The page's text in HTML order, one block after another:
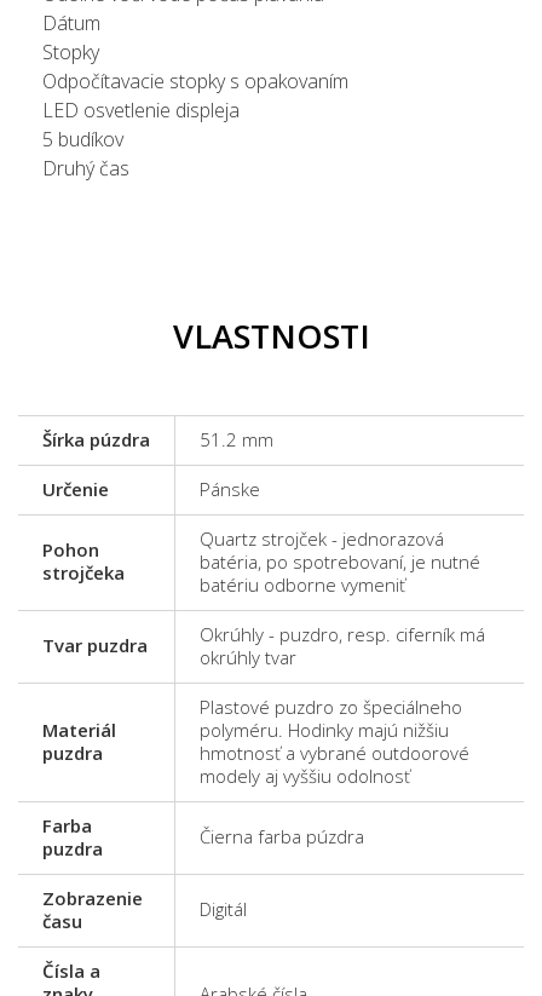
Dátum
Stopky
Odpočítavacie stopky s opakovaním
LED osvetlenie displeja
5 budíkov
Druhý čas
VLASTNOSTI
Šírka púzdra 51.2 mm
Určenie Pánske
Pohon
strojčeka
Quartz strojček - jednorazová
batéria, po spotrebovaní, je nutné
batériu odborne vymeniť
Tvar puzdra
Okrúhly - puzdro, resp. ciferník má
okrúhly tvar
Materiál
puzdra
Plastové puzdro zo špeciálneho
polyméru. Hodinky majú nižšiu
hmotnosť a vybrané outdoorové
modely aj vyššiu odolnosť
Farba
puzdra
Čierna farba púzdra
Zobrazenie
času
Digitál
Čísla a